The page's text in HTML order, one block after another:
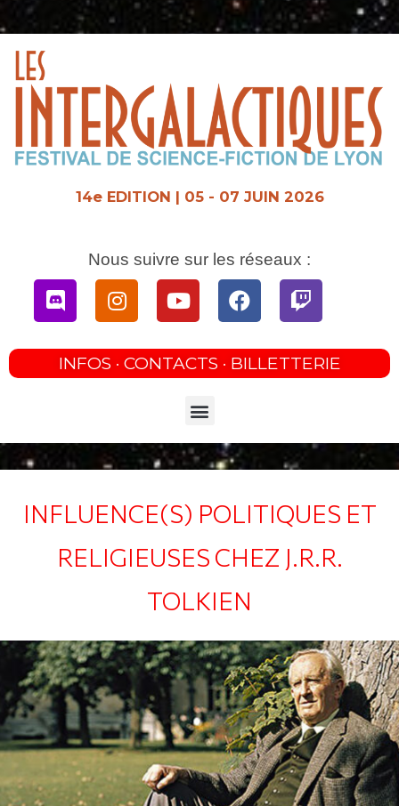
au
14e EDITION | 05 - 07 JUIN 2026
Nous suivre sur les réseaux :
DiscordInstagramYoutubeFacebookTwitch
INFOS · CONTACTS · BILLETTERIE
Menu
INFLUENCE(S) POLITIQUES ET
RELIGIEUSES CHEZ J.R.R.
TOLKIEN